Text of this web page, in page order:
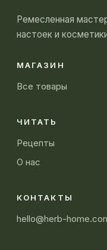
Ремесленная
настоек и
МАГАЗИН
Все товары
ЧИТАТЬ
Рецепты
О нас
КОНТАКТЫ
hello@herb-